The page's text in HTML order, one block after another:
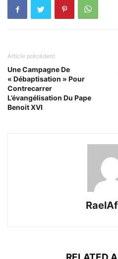
Article précédent
Une Campagne De
« Débaptisation » Pour
Contrecarrer
L’évangélisation Du Pape
Benoit XVI